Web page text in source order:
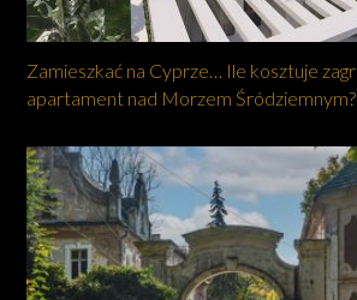
Zamieszkać na Cyprze… Ile kosztuje
apartament nad Morzem Śródziemnym?